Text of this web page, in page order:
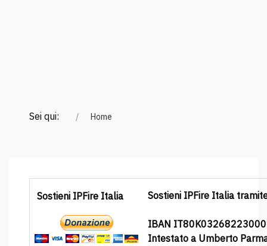
Sei qui: Home
Sostieni IPFire Italia Sostieni IPFire Italia
IBAN
Intestato a Umberto